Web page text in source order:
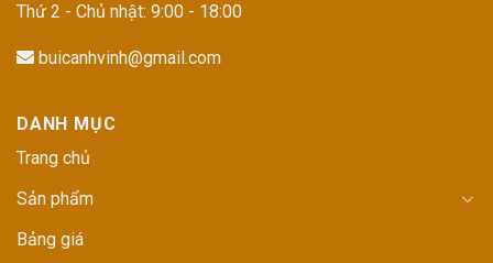
Thứ 2 - Chủ nhật: 9:00 - 18:00
buicanhvinh@gmail.com
DANH MỤC
Trang chủ
Sản phẩm
Bảng giá